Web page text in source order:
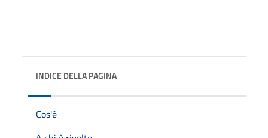
INDICE DELLA PAGINA
Cos'è